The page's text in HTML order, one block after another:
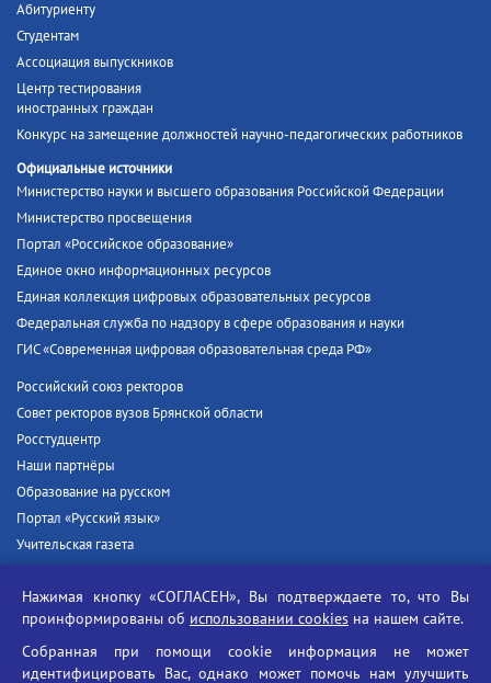
Абитуриенту
Студентам
Ассоциация выпускников
Центр тестирования
иностранных граждан
Конкурс на замещение должностей научно-педагогических работников
Официальные источники
Министерство науки и высшего образования Российской Федерации
Министерство просвещения
Портал «Российское образование»
Единое окно информационных ресурсов
Единая коллекция цифровых образовательных ресурсов
Федеральная служба по надзору в сфере образования и науки
ГИС «Современная цифровая образовательная среда РФ»
Российский союз ректоров
Совет ректоров вузов Брянской области
Росстудцентр
Наши партнёры
Образование на русском
Портал «Русский язык»
Учительская газета
Единый портал государственных услуг
Противодействие угрозам информационной безопасности
Нажимая кнопку «СОГЛАСЕН», Вы подтверждаете то, что Вы
проинформированы об использовании cookies на нашем сайте.
Собранная при помощи cookie информация не может
идентифицировать Вас, однако может помочь нам улучшить